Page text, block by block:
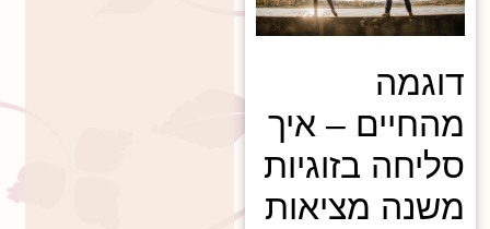
דוגמה
מהחיים – איך
סליחה בזוגיות
משנה מציאות